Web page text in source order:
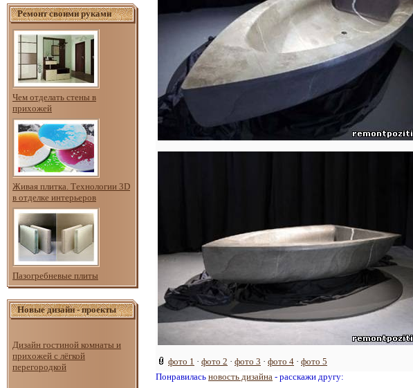
Ремонт своими руками
Чем отделать стены в
прихожей
Живая плитка. Технологии 3D
в отделке интерьеров
Пазогребневые плиты
Новые дизайн - проекты
Дизайн гостиной комнаты и
прихожей с лёгкой
перегородкой
фото 1 · фото 2 · фото 3 · фото 4 · фото 5
Понравилась новость дизайна - расскажи другу: